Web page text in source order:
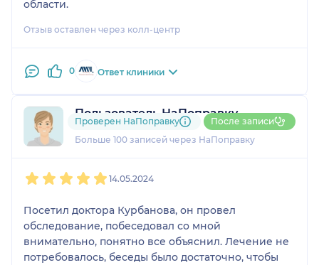
области.
Отзыв оставлен через колл-центр
0 Ответ клиники
Пользователь НаПоправку
3 отзываи 3 оценки
Больше 100 записей через НаПоправку
Проверен НаПоправку После записи
14.05.2024
Посетил доктора Курбанова, он провел
обследование, побеседовал со мной
внимательно, понятно все объяснил. Лечение не
потребовалось, беседы было достаточно, чтобы